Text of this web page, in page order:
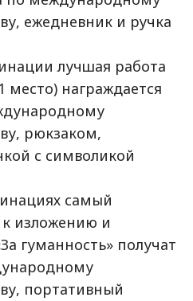
ежедневник и ручка
лучшая работа
награждается
рюкзаком,
с символикой
самый
изложению и
гуманность» получат
портативный